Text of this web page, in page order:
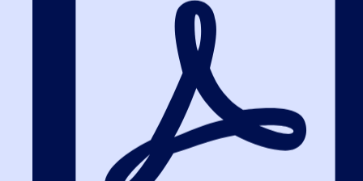
Кандидат медицинских наук. Эксперт Национальной Ассоциации
институтов закупок России. Ведущий специалист отдела
государственного заказа Комитета по здравоохранению
Правительства Санкт-Петербурга. Сочетание...